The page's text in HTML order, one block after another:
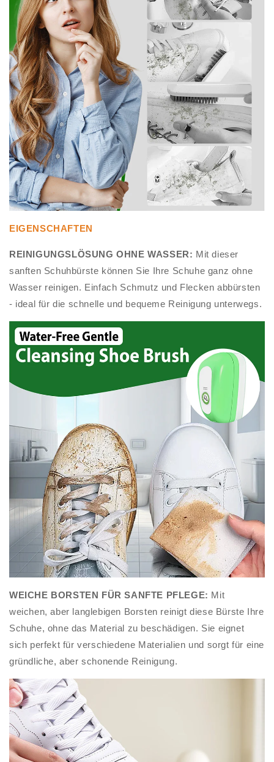
EIGENSCHAFTEN
REINIGUNGSLÖSUNG OHNE WASSER: Mit dieser
sanften Schuhbürste können Sie Ihre Schuhe ganz ohne
Wasser reinigen. Einfach Schmutz und Flecken abbürsten
- ideal für die schnelle und bequeme Reinigung unterwegs.
WEICHE BORSTEN FÜR SANFTE PFLEGE: Mit
weichen, aber langlebigen Borsten reinigt diese Bürste Ihre
Schuhe, ohne das Material zu beschädigen. Sie eignet
sich perfekt für verschiedene Materialien und sorgt für eine
gründliche, aber schonende Reinigung.